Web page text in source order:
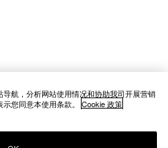
航，分析网站使用情况和协助我司开展营销
您同意本使用条款。 Cookie 政策